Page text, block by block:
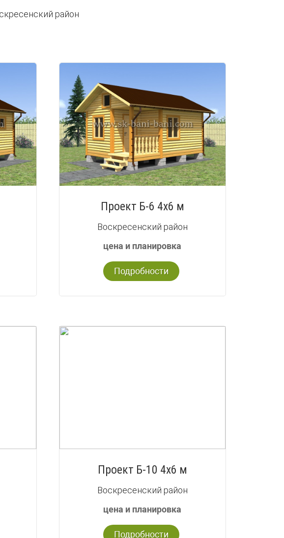
район
Проект Б-6 4х6 м
Воскресенский район
цена и планировка
Подробности
Проект Б-10 4х6 м
Воскресенский район
цена и планировка
Подробности